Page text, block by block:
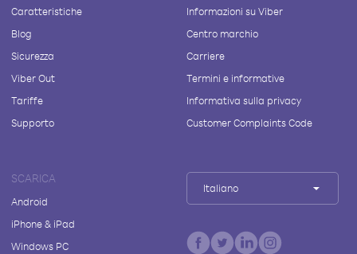
Caratteristiche
Blog
Sicurezza
Viber Out
Tariffe
Supporto
Informazioni su Viber
Centro marchio
Carriere
Termini e informative
Informativa sulla privacy
Customer Complaints Code
SCARICA
Android
iPhone & iPad
Windows PC
Italiano